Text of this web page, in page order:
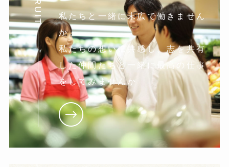
私たちと一緒に末広で働きません
か。
私たちの想いに共感し。志を共有
した仲間たちと一緒に最高の仕事
をしてみませんか